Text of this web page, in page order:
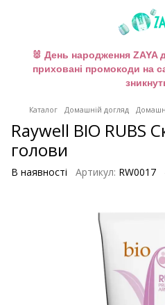
🐰 День народження ZAYA
приховані промокоди на
Каталог Домашній догляд
Raywell BIO RUBS
голови
В наявності Артикул: RW0017